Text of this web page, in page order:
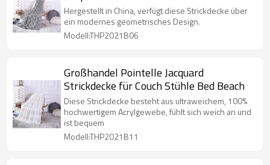
Hergestellt in China, verfügt diese Strickdecke über
ein modernes geometrisches Design.
Modell:THP2021B06
Großhandel Pointelle Jacquard
Strickdecke für Couch Stühle Bed Beach
Diese Strickdecke besteht aus ultraweichem, 100%
hochwertigem Acrylgewebe, fühlt sich weich an und
ist bequem
Modell:THP2021B11